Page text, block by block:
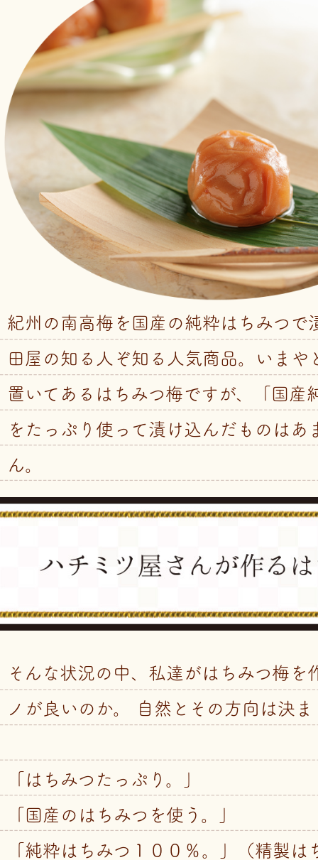
紀州の南高梅を国産の純粋はちみつで
田屋の知る人ぞ知る人気商品。いまや
置いてあるはちみつ梅ですが、「国産
をたっぷり使って漬け込んだものはあ
ん。
そんな状況の中、私達がはちみつ梅を
ノが良いのか。 自然とその方向は決
「はちみつたっぷり。」
「国産のはちみつを使う。」
「純粋はちみつ１００％。」（精製は